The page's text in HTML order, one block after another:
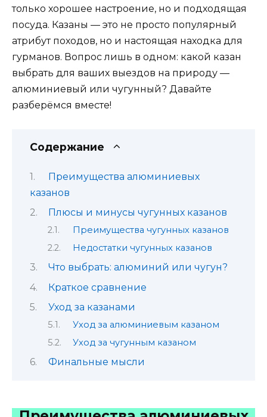
только хорошее настроение, но и подходящая
посуда. Казаны — это не просто популярный
атрибут походов, но и настоящая находка для
гурманов. Вопрос лишь в одном: какой казан
выбрать для ваших выездов на природу —
алюминиевый или чугунный? Давайте
разберёмся вместе!
Содержание
Преимущества алюминиевых
казанов
Плюсы и минусы чугунных казанов
Преимущества чугунных казанов
Недостатки чугунных казанов
Что выбрать: алюминий или чугун?
Краткое сравнение
Уход за казанами
Уход за алюминиевым казаном
Уход за чугунным казаном
Финальные мысли